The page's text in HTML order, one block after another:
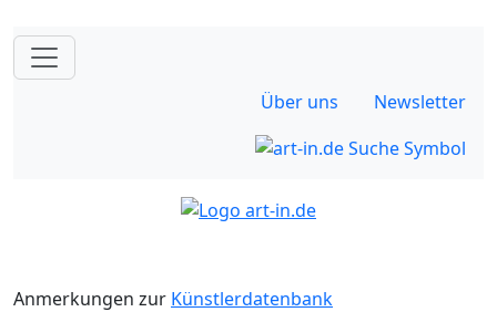
Über uns Newsletter
Anmerkungen zur Künstlerdatenbank